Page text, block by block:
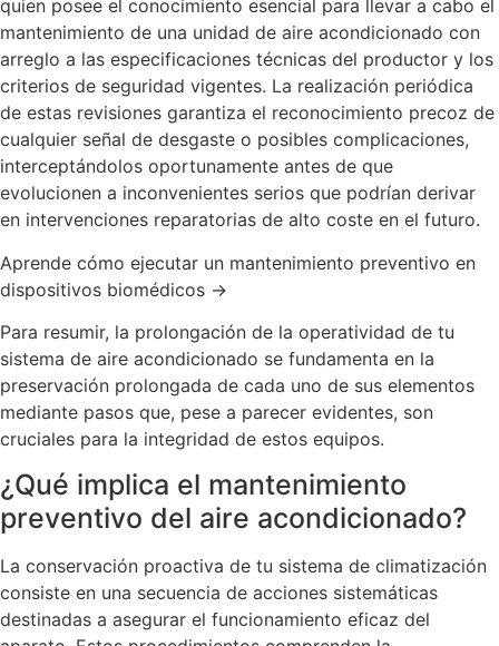
quien posee el conocimiento esencial para llevar a cabo el
mantenimiento de una unidad de aire acondicionado con
arreglo a las especificaciones técnicas del productor y los
criterios de seguridad vigentes. La realización periódica
de estas revisiones garantiza el reconocimiento precoz de
cualquier señal de desgaste o posibles complicaciones,
interceptándolos oportunamente antes de que
evolucionen a inconvenientes serios que podrían derivar
en intervenciones reparatorias de alto coste en el futuro.
Aprende cómo ejecutar un mantenimiento preventivo en
dispositivos biomédicos →
Para resumir, la prolongación de la operatividad de tu
sistema de aire acondicionado se fundamenta en la
preservación prolongada de cada uno de sus elementos
mediante pasos que, pese a parecer evidentes, son
cruciales para la integridad de estos equipos.
¿Qué implica el mantenimiento
preventivo del aire acondicionado?
La conservación proactiva de tu sistema de climatización
consiste en una secuencia de acciones sistemáticas
destinadas a asegurar el funcionamiento eficaz del